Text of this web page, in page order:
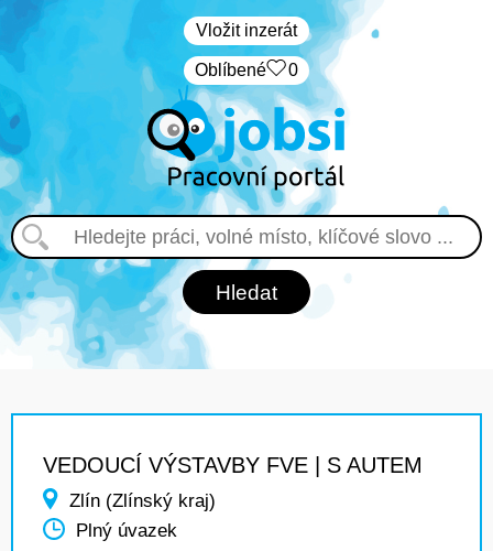
Vložit inzerát
Oblíbené 0
VEDOUCÍ VÝSTAVBY FVE | S AUTEM
Zlín (Zlínský kraj)
Plný úvazek